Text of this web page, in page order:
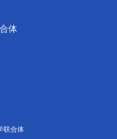
体
联合体